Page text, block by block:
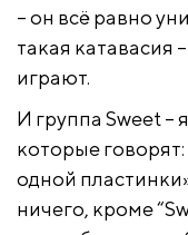
– он всё равно
такая катавасия
играют.
И группа Sweet –
которые
одной
ничего, кроме